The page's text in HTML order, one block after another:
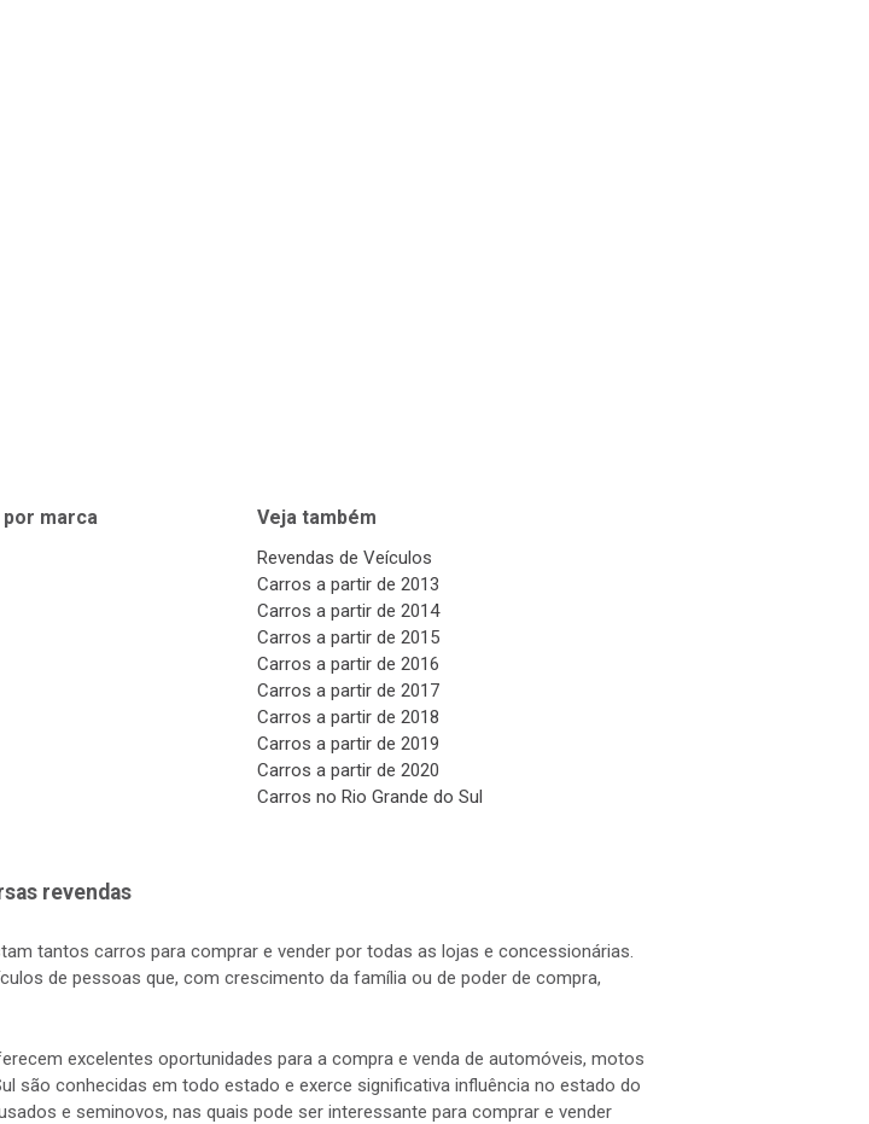
marca Veja também
Revendas de Veículos
Carros a partir de 2013
Carros a partir de 2014
Carros a partir de 2015
Carros a partir de 2016
Carros a partir de 2017
Carros a partir de 2018
Carros a partir de 2019
Carros a partir de 2020
Carros no Rio Grande do Sul
revendas
tantos carros para comprar e vender por todas as lojas e concessionárias.
de pessoas que, com crescimento da família ou de poder de compra,
excelentes oportunidades para a compra e venda de automóveis, motos
são conhecidas em todo estado e exerce significativa influência no estado do
e seminovos, nas quais pode ser interessante para comprar e vender